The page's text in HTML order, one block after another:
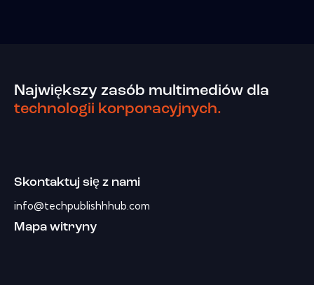
Największy zasób multimediów dla
technologii korporacyjnych.
Skontaktuj się z nami
info@techpublishhhub.com
Mapa witryny